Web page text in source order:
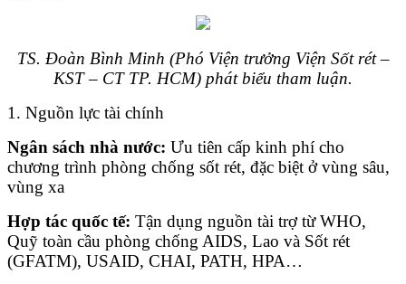
TS. Đoàn Bình Minh (Phó Viện trưởng Viện Sốt rét –
KST – CT TP. HCM) phát biểu tham luận.
1. Nguồn lực tài chính
Ngân sách nhà nước: Ưu tiên cấp kinh phí cho
chương trình phòng chống sốt rét, đặc biệt ở vùng sâu,
vùng xa
Hợp tác quốc tế: Tận dụng nguồn tài trợ từ WHO,
Quỹ toàn cầu phòng chống AIDS, Lao và Sốt rét
(GFATM), USAID, CHAI, PATH, HPA…